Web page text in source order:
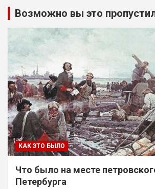
Возможно вы это
КАК ЭТО БЫЛО
Что было на месте
Петербурга